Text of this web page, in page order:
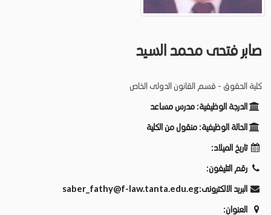
صابر فتحى محمد السيد
كلية الحقوق - قسم القانون الدولى الخاص
الدرجة الوظيفية: مدرس مساعد
الحالة الوظيفية: منقول من الكلية
تاريخ الميلاد:
رقم التليفون:
البريد الالكترونى:saber_fathy@f-law.tanta.edu.eg
العنوان: